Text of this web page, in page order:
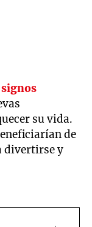
signos
su vida.
de
divertirse y